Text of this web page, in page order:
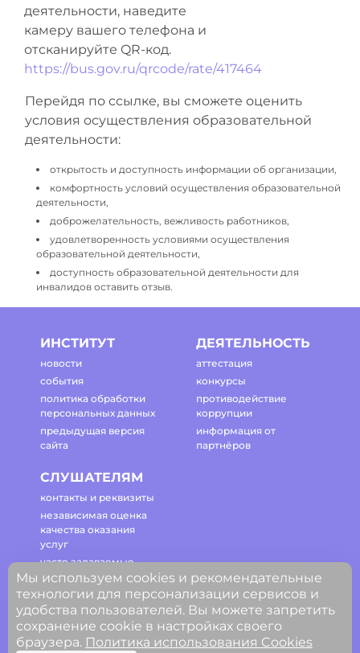
деятельности, наведите
камеру вашего телефона и
отсканируйте QR-код.
https://bus.gov.ru/qrcode/rate/417464
Перейдя по ссылке, вы сможете оценить
условия осуществления образовательной
деятельности:
открытость и доступность информации об организации,
комфортность условий осуществления образовательной
деятельности,
доброжелательность, вежливость работников,
удовлетворенность условиями осуществления
образовательной деятельности,
доступность образовательной деятельности для
инвалидов оставить отзыв.
ИНСТИТУТ
новости
события
политика обработки
персональных данных
предыдущая версия
сайта
ДЕЯТЕЛЬНОСТЬ
аттестация
конкурсы
противодействие
коррупции
информация от
партнёров
СЛУШАТЕЛЯМ
контакты и реквизиты
независимая оценка
качества оказания
услуг
часто задаваемые
вопросы
регламент работы
сайта
Мы используем cookies и рекомендательные
технологии для персонализации сервисов и
удобства пользователей. Вы можете запретить
сохранение cookie в настройках своего
браузера. Политика использования Cookies